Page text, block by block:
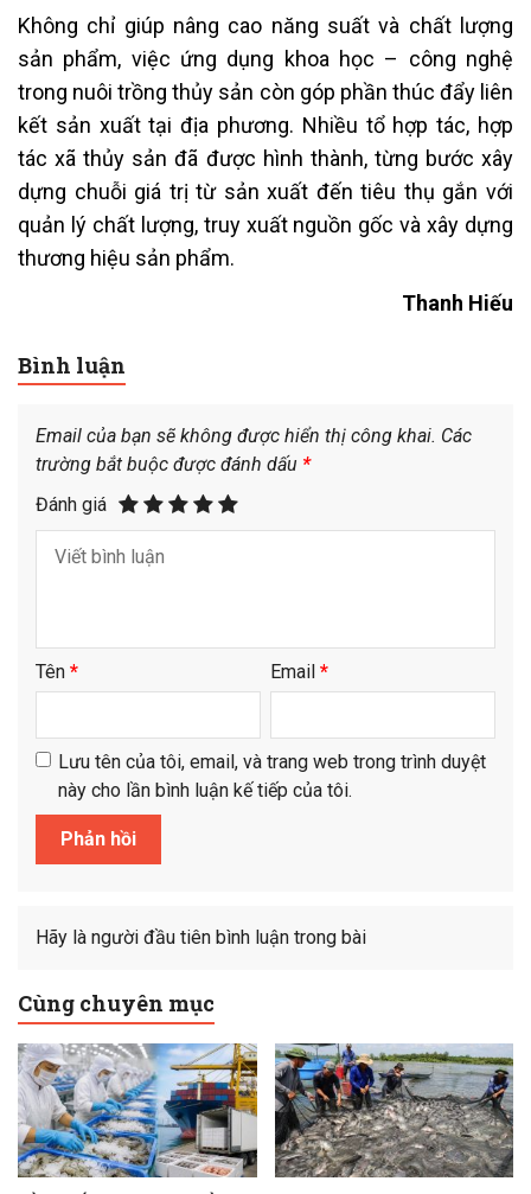
Không chỉ giúp nâng cao năng suất và chất lượng
sản phẩm, việc ứng dụng khoa học – công nghệ
trong nuôi trồng thủy sản còn góp phần thúc đẩy liên
kết sản xuất tại địa phương. Nhiều tổ hợp tác, hợp
tác xã thủy sản đã được hình thành, từng bước xây
dựng chuỗi giá trị từ sản xuất đến tiêu thụ gắn với
quản lý chất lượng, truy xuất nguồn gốc và xây dựng
thương hiệu sản phẩm.
Thanh Hiếu
Bình luận
Email của bạn sẽ không được hiển thị công khai. Các
trường bắt buộc được đánh dấu *
Đánh giá
Tên * Email *
Lưu tên của tôi, email, và trang web trong trình duyệt
này cho lần bình luận kế tiếp của tôi.
Hãy là người đầu tiên bình luận trong bài
Cùng chuyên mục